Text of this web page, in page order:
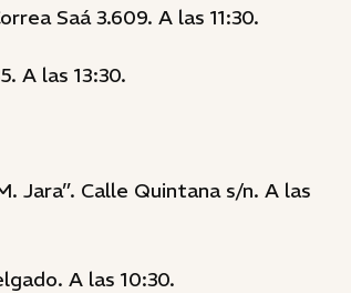
Saá 3.609. A las 11:30.
A las 13:30.
Jara”. Calle Quintana s/n. A las
A las 10:30.